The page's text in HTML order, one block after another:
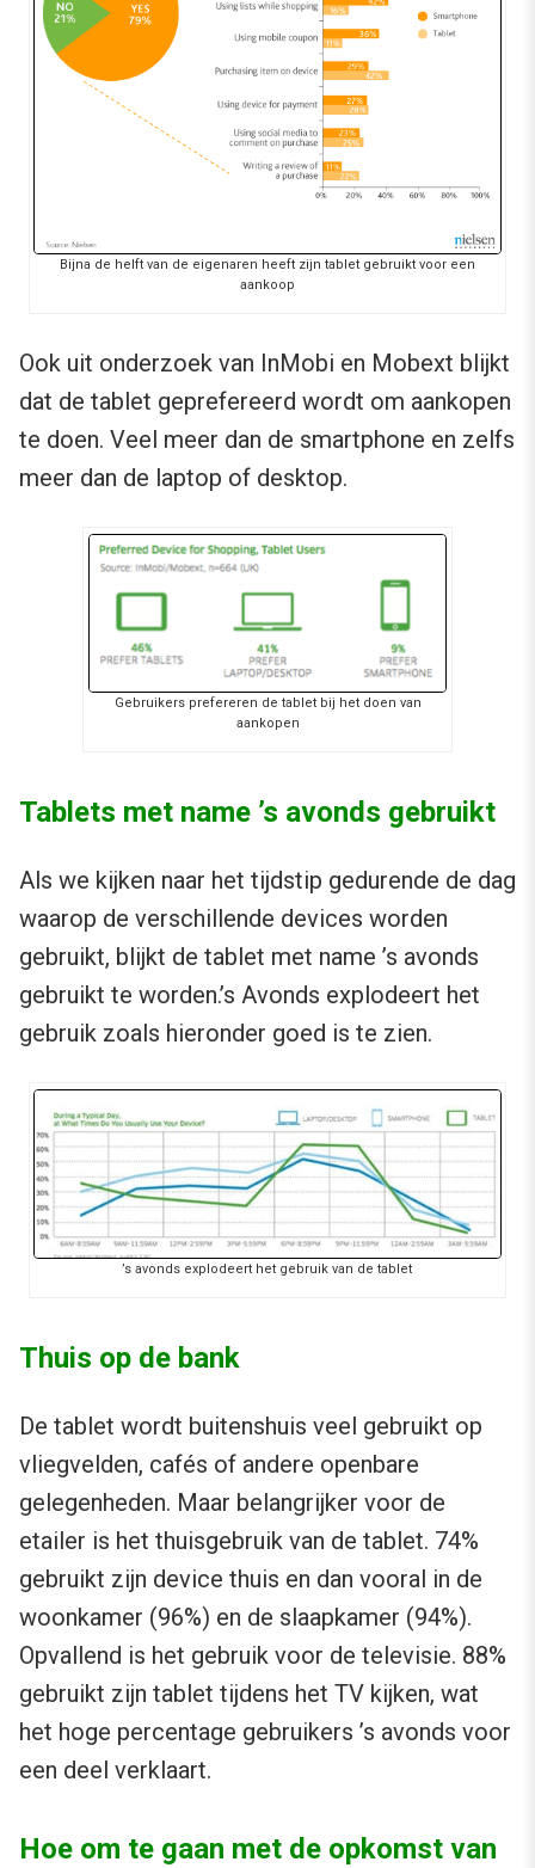
Bijna de helft van de eigenaren heeft zijn tablet gebruikt voor een
aankoop
Ook uit onderzoek van InMobi en Mobext blijkt
dat de tablet geprefereerd wordt om aankopen
te doen. Veel meer dan de smartphone en zelfs
meer dan de laptop of desktop.
Gebruikers prefereren de tablet bij het doen van
aankopen
Tablets met name ’s avonds gebruikt
Als we kijken naar het tijdstip gedurende de dag
waarop de verschillende devices worden
gebruikt, blijkt de tablet met name ’s avonds
gebruikt te worden.’s Avonds explodeert het
gebruik zoals hieronder goed is te zien.
’s avonds explodeert het gebruik van de tablet
Thuis op de bank
De tablet wordt buitenshuis veel gebruikt op
vliegvelden, cafés of andere openbare
gelegenheden. Maar belangrijker voor de
etailer is het thuisgebruik van de tablet. 74%
gebruikt zijn device thuis en dan vooral in de
woonkamer (96%) en de slaapkamer (94%).
Opvallend is het gebruik voor de televisie. 88%
gebruikt zijn tablet tijdens het TV kijken, wat
het hoge percentage gebruikers ’s avonds voor
een deel verklaart.
Hoe om te gaan met de opkomst van